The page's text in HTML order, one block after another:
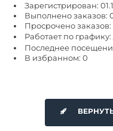
Зарегистрирован:
Выполнено заказов:
Просрочено заказов:
Работает по
Последнее
В избранном: 0